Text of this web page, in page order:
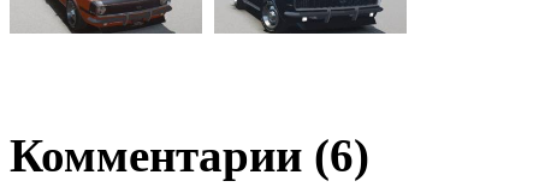
Комментарии (6)